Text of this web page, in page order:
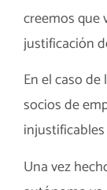
creemos que
justificación
En el caso
socios de
Una vez